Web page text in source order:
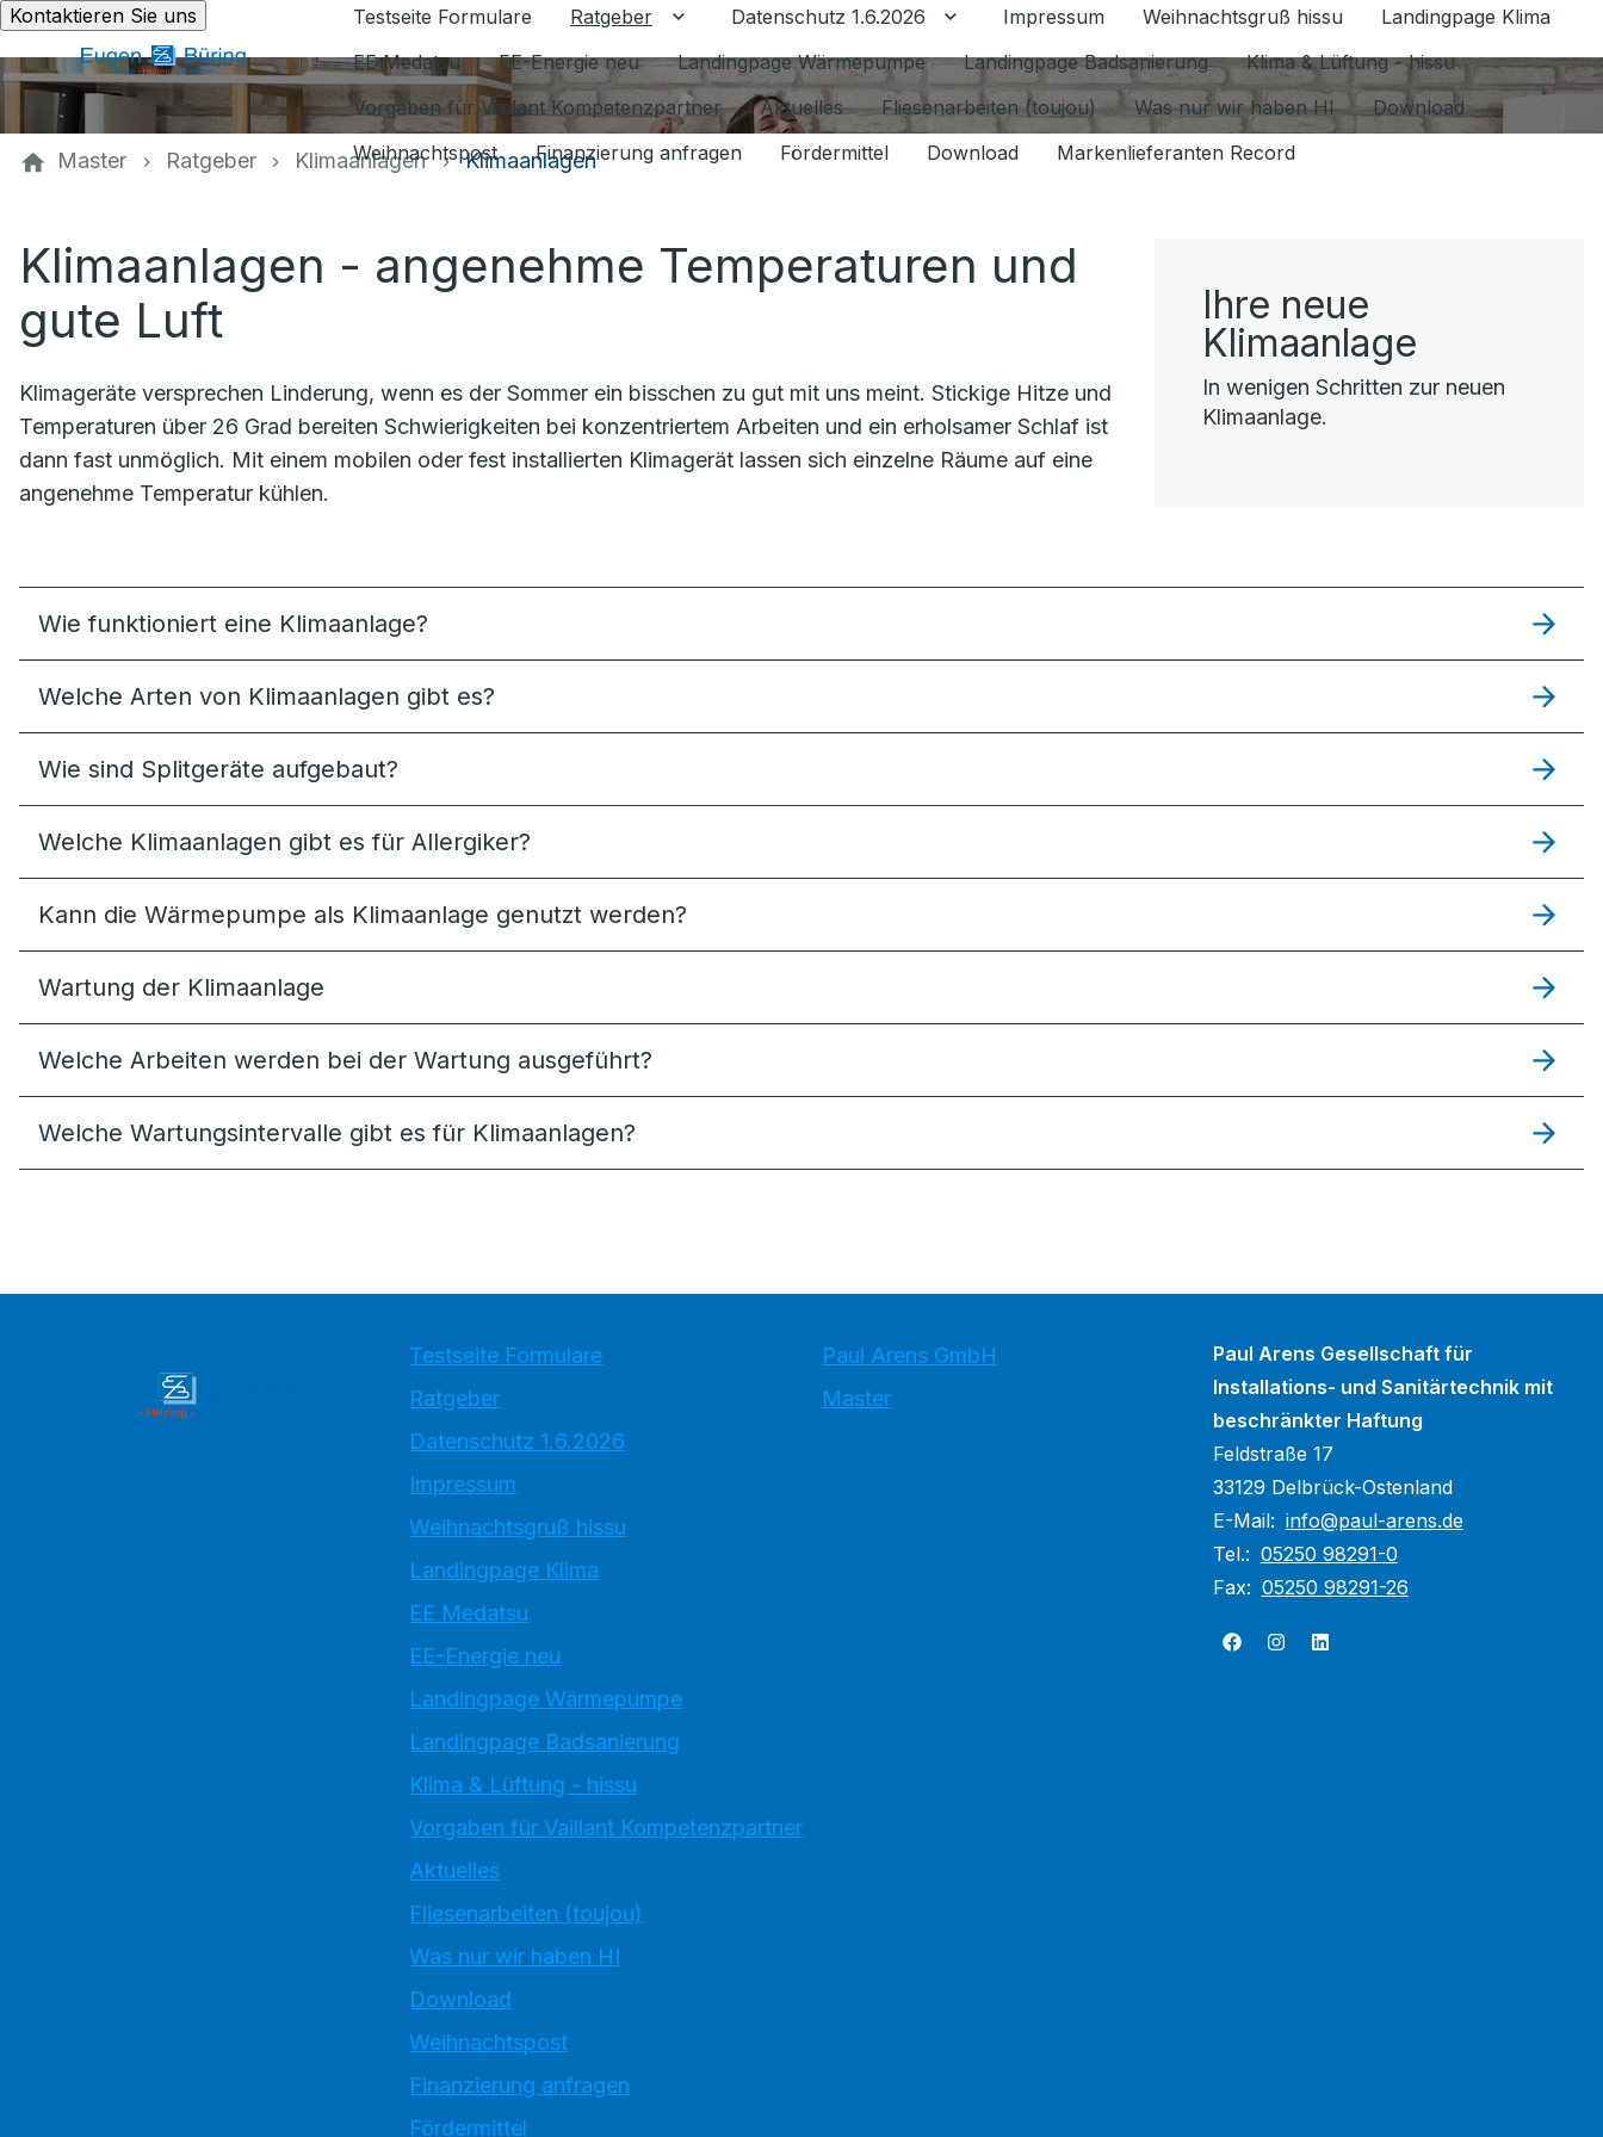
Kontaktieren Sie uns Testseite Formulare Ratgeber Untermenü für Ratgeber umschalten
Datenschutz 1.6.2026 Untermenü für Datenschutz 1.6.2026 umschalten
Impressum Weihnachtsgruß hissu
Landingpage Klima
EE Medatsu
EE-Energie neu Landingpage Wärmepumpe Landingpage Badsanierung
Klima & Lüftung - hissu
Vorgaben für Vaillant Kompetenzpartner
Aktuelles Fliesenarbeiten (toujou) Was nur wir haben HI
Download
Weihnachtspost
Finanzierung anfragen Fördermittel Download Markenlieferanten Record
Master Ratgeber Klimaanlagen Klimaanlagen
Klimaanlagen - angenehme Temperaturen und
gute Luft
Klimageräte versprechen Linderung, wenn es der Sommer ein bisschen zu gut mit uns meint. Stickige Hitze und
Temperaturen über 26 Grad bereiten Schwierigkeiten bei konzentriertem Arbeiten und ein erholsamer Schlaf ist
dann fast unmöglich. Mit einem mobilen oder fest installierten Klimagerät lassen sich einzelne Räume auf eine
angenehme Temperatur kühlen.
Ihre neue
Klimaanlage
In wenigen Schritten zur neuen
Klimaanlage.
Wie funktioniert eine Klimaanlage?
Welche Arten von Klimaanlagen gibt es?
Wie sind Splitgeräte aufgebaut?
Welche Klimaanlagen gibt es für Allergiker?
Kann die Wärmepumpe als Klimaanlage genutzt werden?
Wartung der Klimaanlage
Welche Arbeiten werden bei der Wartung ausgeführt?
Welche Wartungsintervalle gibt es für Klimaanlagen?
Testseite Formulare
Ratgeber
Datenschutz 1.6.2026
Impressum
Weihnachtsgruß hissu
Landingpage Klima
EE Medatsu
EE-Energie neu
Landingpage Wärmepumpe
Landingpage Badsanierung
Klima & Lüftung - hissu
Vorgaben für Vaillant Kompetenzpartner
Aktuelles
Fliesenarbeiten (toujou)
Was nur wir haben HI
Download
Weihnachtspost
Finanzierung anfragen
Fördermittel
Paul Arens GmbH
Master
Paul Arens Gesellschaft für
Installations- und Sanitärtechnik mit
beschränkter Haftung
Feldstraße 17
33129 Delbrück-Ostenland
E-Mail: info@paul-arens.de
Tel.: 05250 98291-0
Fax: 05250 98291-26